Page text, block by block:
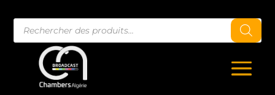
Recherche
de
produits